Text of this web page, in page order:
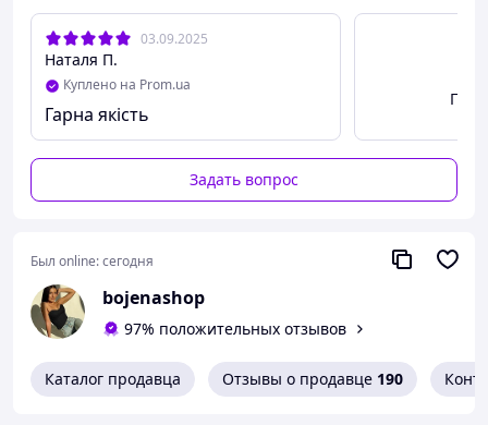
03.09.2025
Наталя П.
Куплено на Prom.ua
Гарна якість
Задать вопрос
Был online:сегодня
bojenashop
97% положительных отзывов
Каталог продавца Отзывы о продавце 190